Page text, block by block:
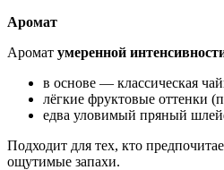
Аромат
Аромат умеренной
в основе — классическая
лёгкие фруктовые оттенки
едва уловимый пряный
Подходит для тех, кто
ощутимые запахи.